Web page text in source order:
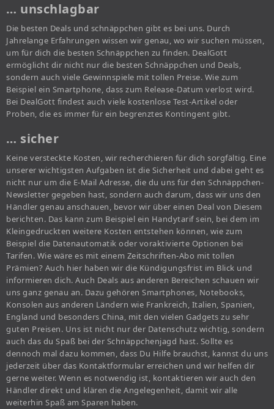
… unschlagbar
Die besten Deals und schnäppchen gibt es bei uns. Durch
Jahrelange Erfahrungen wissen wir genau, wo wir suchen müssen,
um für dich die besten Schnäppchen zu finden. DealGott
ermöglicht dir nicht nur die besten Schnäppchen und Deals,
sondern auch viele Gewinnspiele mit tollen Preise. Wie zum
Beispiel ein Smartphone, dass zum Release-Datum verlost wird.
Bei DealGott findest auch viele kostenlose Test-Artikel oder
Proben, die es immer für ein begrenztes Kontingent gibt.
… sicher
Keine versteckte Kosten, wir recherchieren für dich sorgfältig. Eine
unserer wichtigsten Aufgaben ist die Sicherheit und dabei geht es
nicht nur um die E-Mail Adresse, die du uns für den Schnäppchen-
Newsletter gegeben hast, sondern auch darum, dass wir uns den
Händler genau anschauen, bevor wir über einen Deal von Diesem
berichten. Das kann zum Beispiel ein Handytarif sein, bei dem im
Kleingedruckten weitere Kosten entstehen können, wie zum
Beispiel die Datenautomatik oder voraktivierte Optionen bei
Tarifen. Wie wäre es mit einem Zeitschriften-Abo mit tollen
Prämien? Auch hier haben wir die Kündigungsfrist im Blick und
informieren dich. Auch Deals aus anderen Bereichen schauen wir
uns ganz genau an. Dazu gehören Smartphones, Notebooks,
Konsolen aus anderen Ländern wie Frankreich, Italien, Spanien,
England und besonders China, mit den vielen Gadgets zu sehr
guten Preisen. Uns ist nicht nur der Datenschutz wichtig, sondern
auch das du Spaß bei der Schnäppchenjagd hast. Sollte es
dennoch mal dazu kommen, dass Du Hilfe brauchst, kannst du uns
jederzeit über das Kontaktformular erreichen und wir helfen dir
gerne weiter. Wenn es notwendig ist, kontaktieren wir auch den
Händler direkt und klären die Angelegenheit, damit wir alle
weiterhin Spaß am Sparen haben.